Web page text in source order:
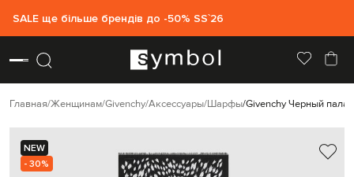
SALE ще більше брендів до -50% SS`26
Главная Женщинам Givenchy Аксессуары Шарфы Givenchy Черный
NEW
- 30%